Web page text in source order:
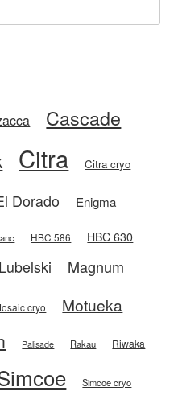
Cascade
Citra Citra cryo
Dorado Enigma
HBC 586 HBC 630
Lubelski
Magnum
cryo Motueka
Palisade Rakau Riwaka
Simcoe cryo